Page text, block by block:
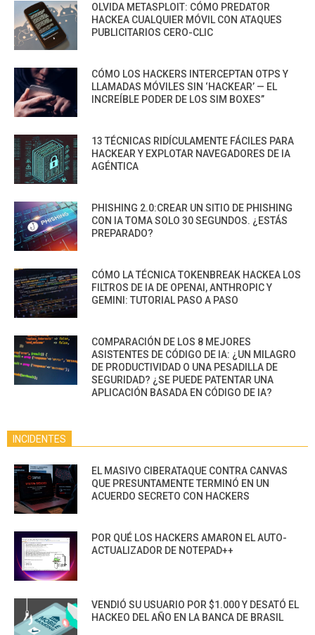
OLVIDA METASPLOIT: CÓMO PREDATOR
HACKEA CUALQUIER MÓVIL CON ATAQUES
PUBLICITARIOS CERO-CLIC
CÓMO LOS HACKERS INTERCEPTAN OTPS Y
LLAMADAS MÓVILES SIN ‘HACKEAR’ — EL
INCREÍBLE PODER DE LOS SIM BOXES”
13 TÉCNICAS RIDÍCULAMENTE FÁCILES PARA
HACKEAR Y EXPLOTAR NAVEGADORES DE IA
AGÉNTICA
PHISHING 2.0:CREAR UN SITIO DE PHISHING
CON IA TOMA SOLO 30 SEGUNDOS. ¿ESTÁS
PREPARADO?
CÓMO LA TÉCNICA TOKENBREAK HACKEA LOS
FILTROS DE IA DE OPENAI, ANTHROPIC Y
GEMINI: TUTORIAL PASO A PASO
COMPARACIÓN DE LOS 8 MEJORES
ASISTENTES DE CÓDIGO DE IA: ¿UN MILAGRO
DE PRODUCTIVIDAD O UNA PESADILLA DE
SEGURIDAD? ¿SE PUEDE PATENTAR UNA
APLICACIÓN BASADA EN CÓDIGO DE IA?
INCIDENTES
EL MASIVO CIBERATAQUE CONTRA CANVAS
QUE PRESUNTAMENTE TERMINÓ EN UN
ACUERDO SECRETO CON HACKERS
POR QUÉ LOS HACKERS AMARON EL AUTO-
ACTUALIZADOR DE NOTEPAD++
VENDIÓ SU USUARIO POR $1.000 Y DESATÓ EL
HACKEO DEL AÑO EN LA BANCA DE BRASIL